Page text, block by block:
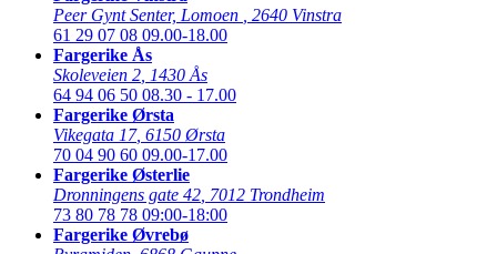
Peer Gynt Senter, Lomoen
2640 Vinstra
61 29 07 08 09.00-18.00
Fargerike Ås
Skoleveien 2 1430 Ås
64 94 06 50 08.30 - 17.00
Fargerike Ørsta
Vikegata 17, 6150 Ørsta
70 04 90 60 09.00-17.00
Fargerike Østerlie
Dronningens gate 42 7012 Trondheim
73 80 78 78 09:00-18:00
Fargerike Øvrebø